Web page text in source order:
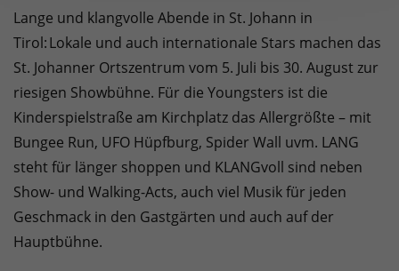
Lange und klangvolle Abende in St. Johann in
Tirol: Lokale und auch internationale Stars machen das
St. Johanner Ortszentrum vom 5. Juli bis 30. August zur
riesigen Showbühne. Für die Youngsters ist die
Kinderspielstraße am Kirchplatz das Allergrößte – mit
Bungee Run, UFO Hüpfburg, Spider Wall uvm. LANG
steht für länger shoppen und KLANGvoll sind neben
Show- und Walking-Acts, auch viel Musik für jeden
Geschmack in den Gastgärten und auch auf der
Hauptbühne.